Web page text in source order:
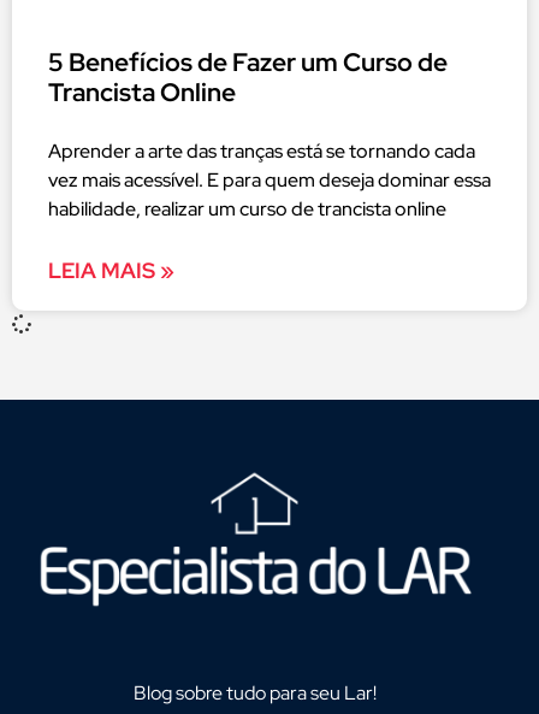
5 Benefícios de Fazer um Curso de
Trancista Online
Aprender a arte das tranças está se tornando cada
vez mais acessível. E para quem deseja dominar essa
habilidade, realizar um curso de trancista online
LEIA MAIS »
Blog sobre tudo para seu Lar!